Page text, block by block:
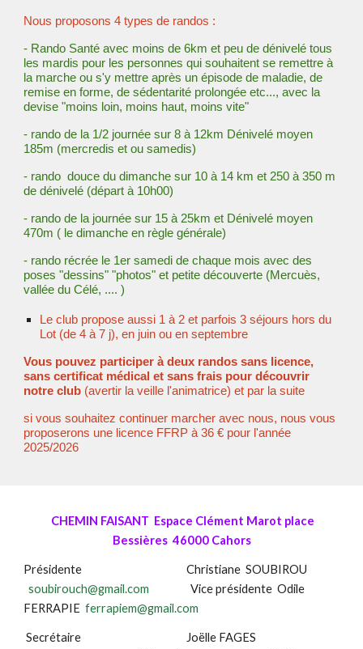
Nous proposons 4 types de randos :
- Rando Santé avec moins de 6km et peu de dénivelé tous
les mardis pour les personnes qui souhaitentse remettre à
la marche ou s'y mettre après un épisode de maladie, de
remise en forme, de sédentarité prolongée etc..., avec la
devise "moins loin, moins haut, moins vite"
- rando de la 1/2 journée sur 8 à 12km Dénivelé moyen
185m (mercredis et ou samedis)
- rando douce du dimanche sur 10 à 14 km et 250 à 350 m
de dénivelé (départ à 10h00)
- rando de la journée sur 15 à 25km et Dénivelé moyen
470m ( le dimanche en règle générale)
- rando récrée le 1er samedi de chaque mois avec des
poses "dessins" "photos" et petite découverte (Mercuès,
vallée du Célé, .... )
Le club propose aussi 1 à 2 et parfois 3 séjours hors du
Lot (de 4 à 7 j), en juin ou en septembre
Vous pouvez participer à deux randos sans licence,
sans certificat médical et sans frais pour découvrir
notre club (avertir la veille l'animatrice) et par la suite
si vous souhaitez continuer marcher avec nous, nous vous
proposerons une licence FFRP à 36 € pour l'année
2025/2026
CHEMIN FAISANT Espace Clément Marot place
Bessières 46000 Cahors
Présidente Christiane SOUBIROU
soubirouch@gmail.com
Vice présidenteOdile
FERRAPIEferrapiem@gmail.com
Secrétaire
Joëlle FAGES